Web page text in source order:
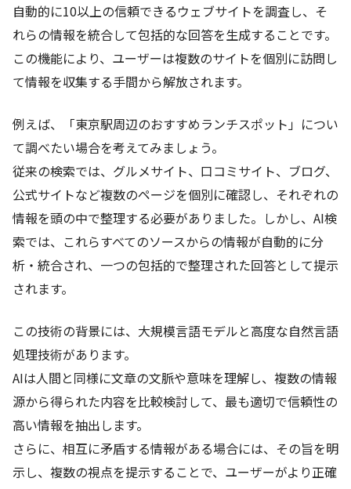
自動的に10以上の信頼できるウェブサイトを調査し、そ
れらの情報を統合して包括的な回答を生成することです。
この機能により、ユーザーは複数のサイトを個別に訪問し
て情報を収集する手間から解放されます。
例えば、「東京駅周辺のおすすめランチスポット」につい
て調べたい場合を考えてみましょう。
従来の検索では、グルメサイト、口コミサイト、ブログ、
公式サイトなど複数のページを個別に確認し、それぞれの
情報を頭の中で整理する必要がありました。しかし、AI検
索では、これらすべてのソースからの情報が自動的に分
析・統合され、一つの包括的で整理された回答として提示
されます。
この技術の背景には、大規模言語モデルと高度な自然言語
処理技術があります。
AIは人間と同様に文章の文脈や意味を理解し、複数の情報
源から得られた内容を比較検討して、最も適切で信頼性の
高い情報を抽出します。
さらに、相互に矛盾する情報がある場合には、その旨を明
示し、複数の視点を提示することで、ユーザーがより正確